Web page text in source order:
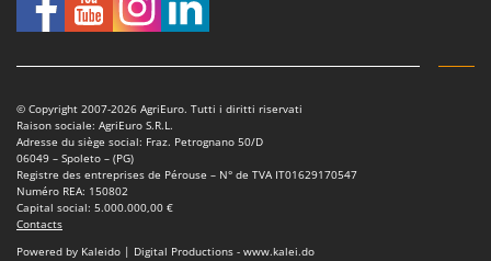
Weber
Wolf Garten
Wortex
Worx
Y Yard Force
© Copyright 2007-2026 AgriEuro. Tutti i diritti riservati
Raison sociale: AgriEuro S.R.L.
Adresse du siège social: Fraz. Petrognano 50/D
06049 – Spoleto – (PG)
Registre des entreprises de Pérouse – N° de TVA IT01629170547
Numéro REA: 150802
Capital social: 5.000.000,00 €
Contacts
Powered by Kaleido | Digital Productions - www.kalei.do